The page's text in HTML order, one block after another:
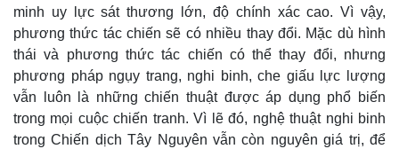
minh uy lực sát thương lớn, độ chính xác cao. Vì vậy,
phương thức tác chiến sẽ có nhiều thay đổi. Mặc dù hình
thái và phương thức tác chiến có thể thay đổi, nhưng
phương pháp ngụy trang, nghi binh, che giấu lực lượng
vẫn luôn là những chiến thuật được áp dụng phổ biến
trong mọi cuộc chiến tranh. Vì lẽ đó, nghệ thuật nghi binh
trong Chiến dịch Tây Nguyên vẫn còn nguyên giá trị, để